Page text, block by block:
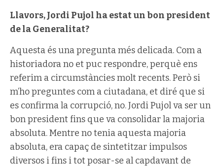
Llavors, Jordi Pujol ha estat un bon president
de la Generalitat?
Aquesta és una pregunta més delicada. Com a
historiadora no et puc respondre, perquè ens
referim a circumstàncies molt recents. Però si
m’ho preguntes com a ciutadana, et diré que si
es confirma la corrupció, no. Jordi Pujol va ser un
bon president fins que va consolidar la majoria
absoluta. Mentre no tenia aquesta majoria
absoluta, era capaç de sintetitzar impulsos
diversos i fins i tot posar-se al capdavant de